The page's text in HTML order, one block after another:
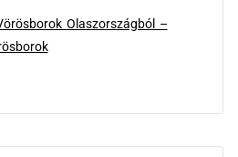
Olaszországból –